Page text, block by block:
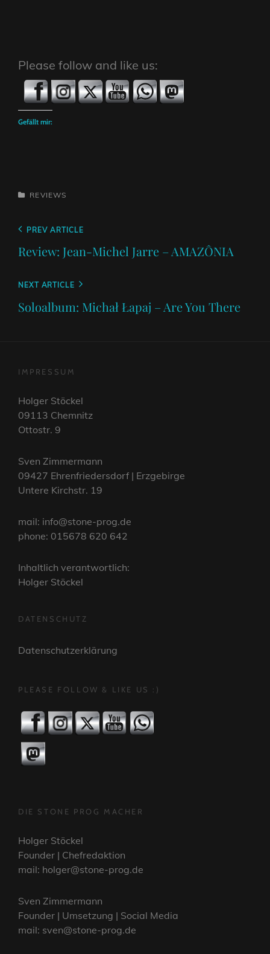
Please follow and like us:
Gefällt mir:
CATEGORIES
REVIEWS
Beitragsnavigation
Previous
PREV ARTICLE
Review: Jean-Michel Jarre – AMAZÔNIA
Next
Post
NEXT ARTICLE
Soloalbum: Michał Łapaj – Are You There
IMPRESSUM
Holger Stöckel
09113 Chemnitz
Ottostr. 9
Sven Zimmermann
09427 Ehrenfriedersdorf | Erzgebirge
Untere Kirchstr. 19
mail: info@stone-prog.de
phone: 015678 620 642
Inhaltlich verantwortlich:
Holger Stöckel
DATENSCHUTZ
Datenschutzerklärung
PLEASE FOLLOW & LIKE US :)
DIE STONE PROG MACHER
Holger Stöckel
Founder | Chefredaktion
mail: holger@stone-prog.de
Sven Zimmermann
Founder | Umsetzung | Social Media
mail: sven@stone-prog.de